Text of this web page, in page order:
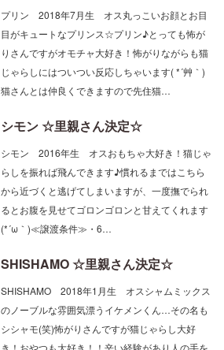
プリン 2018年7月生 オス丸っこいお顔とお目
目がキュートなプリンス☆プリン♪とっても怖が
りさんですがオモチャ大好き！怖がりながらも猫
じゃらしにはついつい反応しちゃいます( *´艸｀)
猫さんとは仲良くできますので先住猫…
シモン ☆里親さん決定☆
シモン 2016年生 オスおもちゃ大好き！猫じゃ
らしを振れば飛んできます♪慣れるまではこちら
から近づくと逃げてしまいますが、一度撫でられ
るとお腹を見せてゴロンゴロンと甘えてくれます
(*´ω｀)≪譲渡条件≫・6…
SHISHAMO ☆里親さん決定☆
SHISHAMO 2018年1月生 オスシャムミックス
のノーブルな雰囲気漂うイケメンくん…その名も
シシャモ(笑)怖がりさんですが猫じゃらし大好
き！おやつも大好き！！辛い経験があり人の手を